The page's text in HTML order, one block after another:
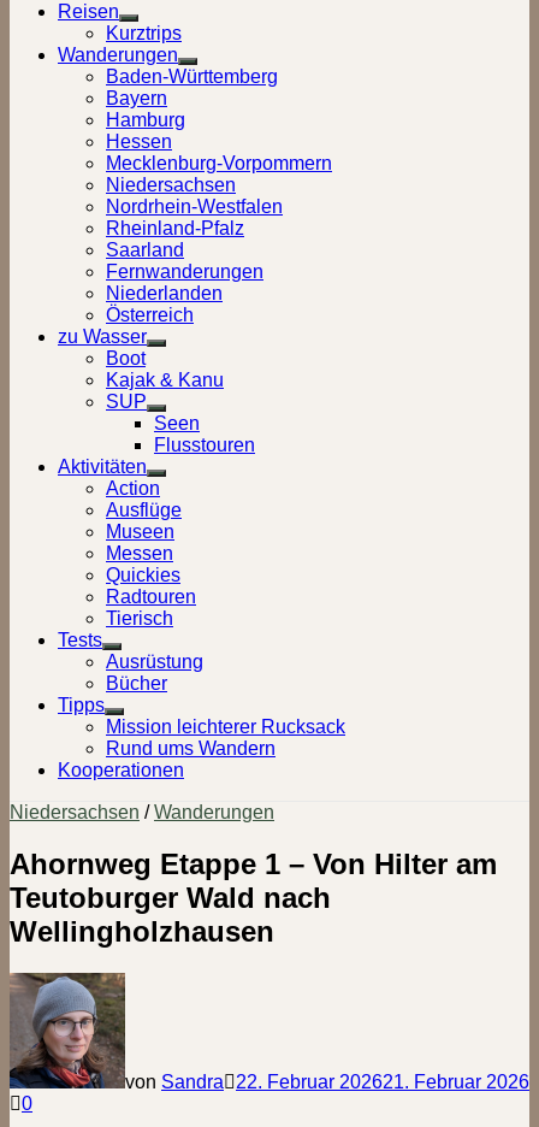
Reisen
Show
sub
menu
Kurztrips
Wanderungen
Show
sub
Baden-Württemberg
Bayern
Hamburg
Hessen
Mecklenburg-Vorpommern
Niedersachsen
Nordrhein-Westfalen
Rheinland-Pfalz
Saarland
Fernwanderungen
Niederlanden
Österreich
zu Wasser
Show
sub
menu
Boot
Kajak & Kanu
SUP
Show
sub
menu
Seen
Flusstouren
Aktivitäten
Show
sub
menu
Action
Ausflüge
Museen
Messen
Quickies
Radtouren
Tierisch
Tests
Show
sub
menu
Ausrüstung
Bücher
Tipps
Show
sub
menu
Mission leichterer Rucksack
Rund ums Wandern
Kooperationen
Niedersachsen /Wanderungen
Ahornweg Etappe 1 – Von Hilter am
Teutoburger Wald nach
Wellingholzhausen
von Sandra 22. Februar 202621. Februar 2026
0